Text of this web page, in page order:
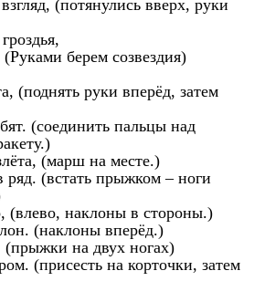
(потянулись вверх, руки
берем созвездия)
(поднять руки вперёд, затем
(соединить пальцы над
(марш на месте.)
ряд. (встать прыжком – ноги
(влево, наклоны в стороны.)
(наклоны вперёд.)
(прыжки на двух ногах)
(присесть на корточки, затем